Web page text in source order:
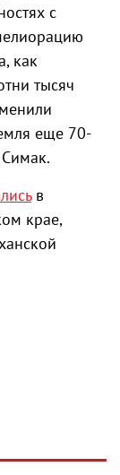
с
как
тысяч
еще 70-
в
крае,